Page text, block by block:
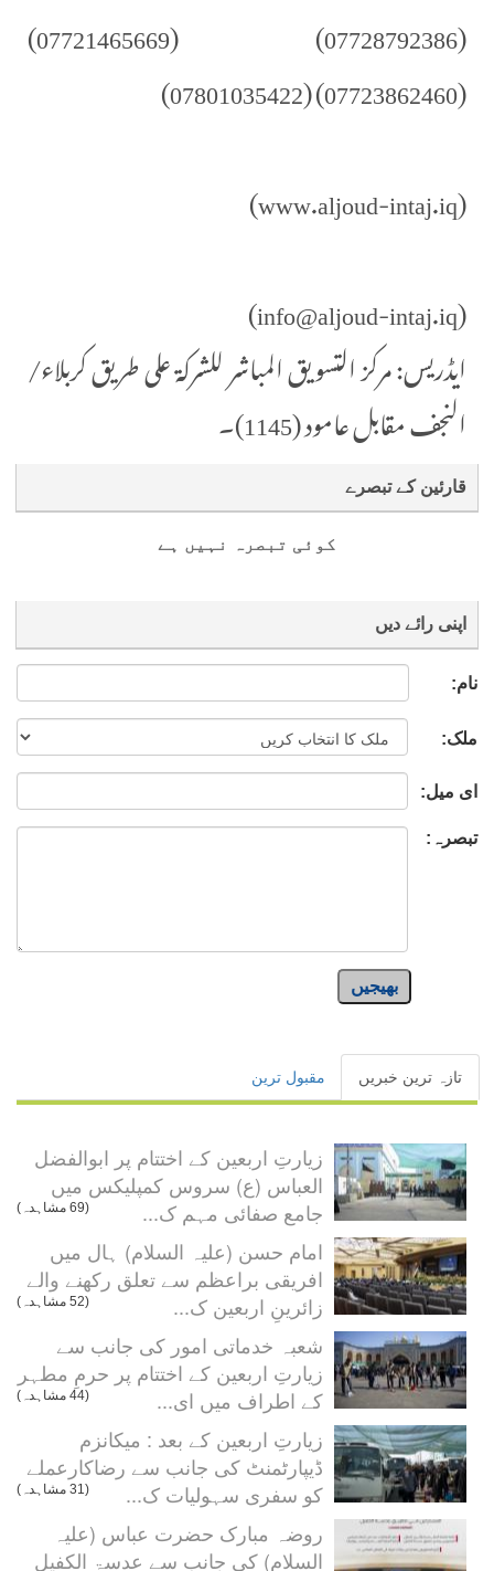
(07728792386) (07721465669)
(07723862460) (07801035422)
(www.aljoud-intaj.iq)
(info@aljoud-intaj.iq)
ایڈریس: مركز التسويق المباشر للشركة على طريق كربلاء/
النجف مقابل عامود (1145)۔
قارئین کے تبصرے
کوئی تبصرہ نہیں ہے
اپنی رائے دیں
نام:
ملک:
ای میل:
تبصرہ:
بھیجیں
تازہ ترین خبریں مقبول ترین
زیارتِ اربعین کے اختتام پر ابوالفضل
العباس (ع) سروس کمپلیکس میں
جامع صفائی مہم ک...
(69 مشاہدہ)
امام حسن (علیہ السلام) ہال میں
افریقی براعظم سے تعلق رکھنے والے
زائرینِ اربعین ک...
(52 مشاہدہ)
شعبہ خدماتی امور کی جانب سے
زیارتِ اربعین کے اختتام پر حرمِ مطہر
کے اطراف میں ای...
(44 مشاہدہ)
زیارتِ اربعین کے بعد : میکانزم
ڈیپارٹمنٹ کی جانب سے رضاکارعملے
کو سفری سہولیات ک...
(31 مشاہدہ)
روضہ مبارک حضرت عباس (علیہ
السلام) کی جانب سے عدسۃ الکفیل